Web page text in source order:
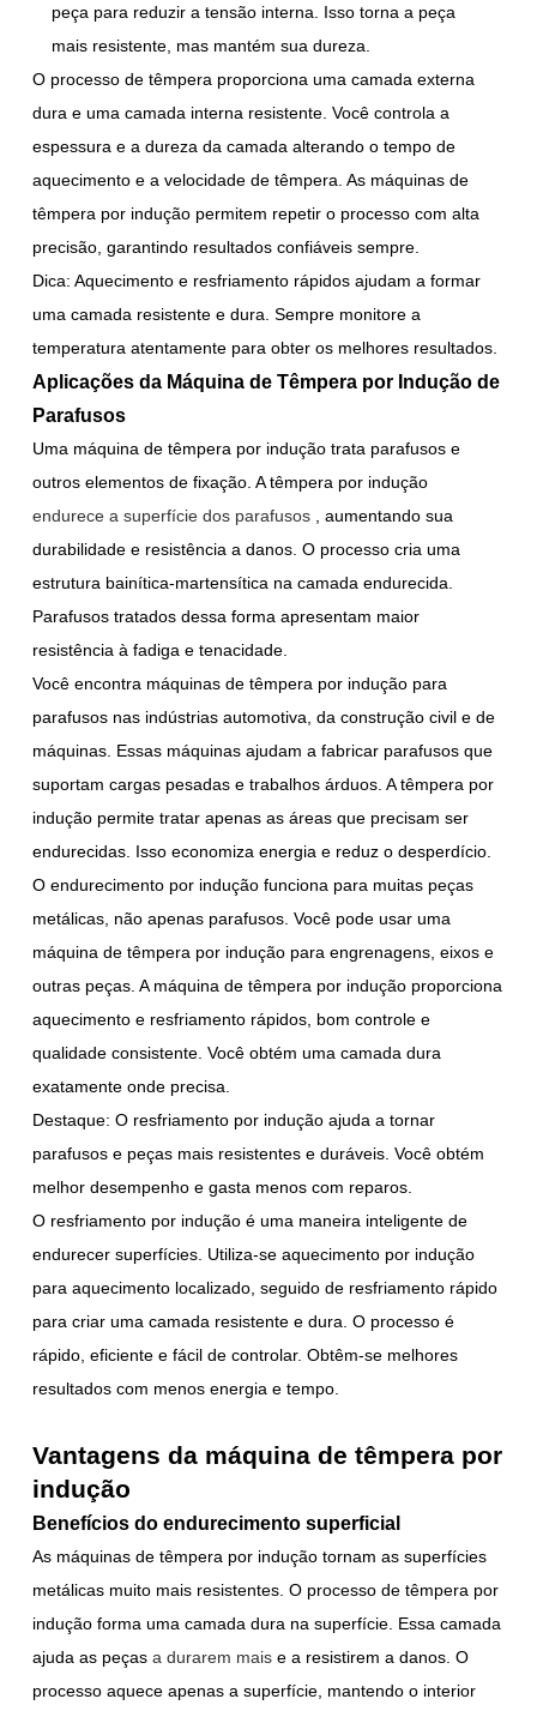
peça para reduzir a tensão interna. Isso torna a peça
mais resistente, mas mantém sua dureza.
O processo de têmpera proporciona uma camada externa
dura e uma camada interna resistente. Você controla a
espessura e a dureza da camada alterando o tempo de
aquecimento e a velocidade de têmpera. As máquinas de
têmpera por indução permitem repetir o processo com alta
precisão, garantindo resultados confiáveis sempre.
Dica: Aquecimento e resfriamento rápidos ajudam a formar
uma camada resistente e dura. Sempre monitore a
temperatura atentamente para obter os melhores resultados.
Aplicações da Máquina de Têmpera por Indução de
Parafusos
Uma máquina de têmpera por indução trata parafusos e
outros elementos de fixação. A têmpera por indução
endurece a superfície dos parafusos , aumentando sua
durabilidade e resistência a danos. O processo cria uma
estrutura bainítica-martensítica na camada endurecida.
Parafusos tratados dessa forma apresentam maior
resistência à fadiga e tenacidade.
Você encontra máquinas de têmpera por indução para
parafusos nas indústrias automotiva, da construção civil e de
máquinas. Essas máquinas ajudam a fabricar parafusos que
suportam cargas pesadas e trabalhos árduos. A têmpera por
indução permite tratar apenas as áreas que precisam ser
endurecidas. Isso economiza energia e reduz o desperdício.
O endurecimento por indução funciona para muitas peças
metálicas, não apenas parafusos. Você pode usar uma
máquina de têmpera por indução para engrenagens, eixos e
outras peças. A máquina de têmpera por indução proporciona
aquecimento e resfriamento rápidos, bom controle e
qualidade consistente. Você obtém uma camada dura
exatamente onde precisa.
Destaque: O resfriamento por indução ajuda a tornar
parafusos e peças mais resistentes e duráveis. Você obtém
melhor desempenho e gasta menos com reparos.
O resfriamento por indução é uma maneira inteligente de
endurecer superfícies. Utiliza-se aquecimento por indução
para aquecimento localizado, seguido de resfriamento rápido
para criar uma camada resistente e dura. O processo é
rápido, eficiente e fácil de controlar. Obtêm-se melhores
resultados com menos energia e tempo.
Vantagens da máquina de têmpera por
indução
Benefícios do endurecimento superficial
As máquinas de têmpera por indução tornam as superfícies
metálicas muito mais resistentes. O processo de têmpera por
indução forma uma camada dura na superfície. Essa camada
ajuda as peçasa durarem mais e a resistirem a danos. O
processo aquece apenas a superfície, mantendo o interior